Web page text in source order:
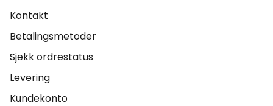
Kontakt
Betalingsmetoder
Sjekk ordrestatus
Levering
Kundekonto